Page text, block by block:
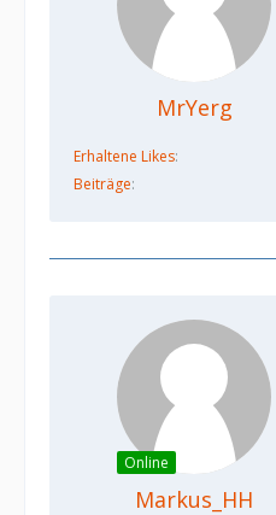
MrYerg
Erhaltene Likes
Beiträge
Online
Markus_HH